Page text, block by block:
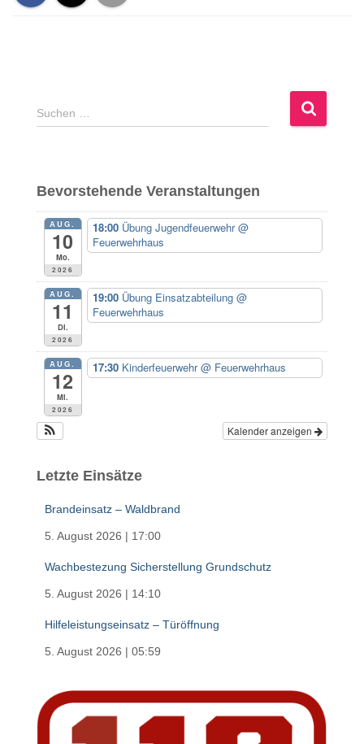
S
u
n
n
:
Suchen …
Bevorstehende Veranstaltungen
AUG.
10
Mo.
2026
18:00 Übung Jugendfeuerwehr@
Feuerwehrhaus
AUG.
11
Di.
2026
19:00 Übung Einsatzabteilung @
Feuerwehrhaus
AUG.
12
Mi.
2026
17:30 Kinderfeuerwehr@ Feuerwehrhaus
Kalender anzeigen
Letzte Einsätze
Brandeinsatz – Waldbrand
5. August 2026 | 17:00
Wachbestezung Sicherstellung Grundschutz
5. August 2026 | 14:10
Hilfeleistungseinsatz – Türöffnung
5. August 2026 | 05:59